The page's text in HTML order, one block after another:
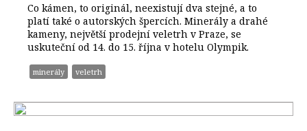
Co kámen, to originál, neexistují dva stejné, a to
platí také o autorských špercích. Minerály a drahé
kameny, největší prodejní veletrh v Praze, se
uskuteční od 14. do 15. října v hotelu Olympik.
minerály veletrh